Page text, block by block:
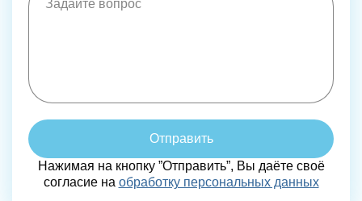
Отправить
Нажимая на кнопку ”Отправить”, Вы даёте своё
согласие на обработку персональных данных